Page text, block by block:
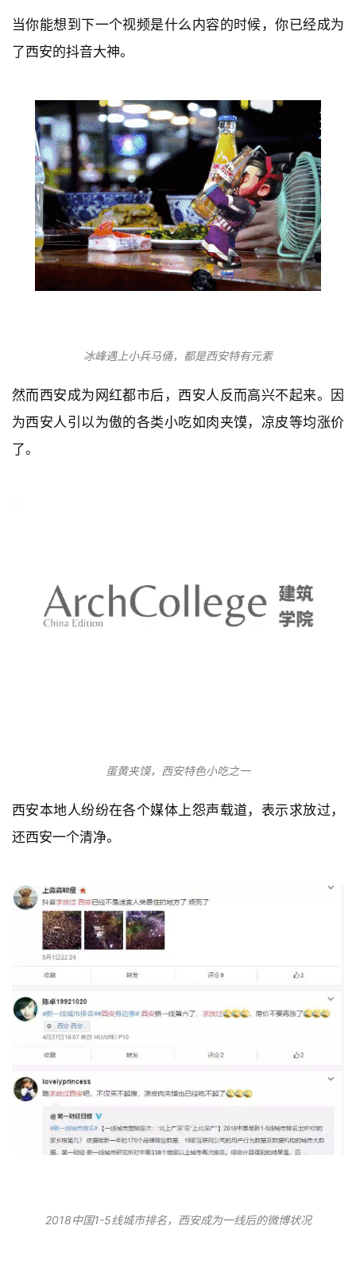
筑
当你能想到下一个视频是什么内容的时候，你已经成为
了西安的抖音大神。
冰峰遇上小兵马俑，都是西安特有元素
然而西安成为网红都市后，西安人反而高兴不起来。因
为西安人引以为傲的各类小吃如肉夹馍，凉皮等均涨价
了。
蛋黄夹馍，西安特色小吃之一
西安本地人纷纷在各个媒体上怨声载道，表示求放过，
还西安一个清净。
2018中国1-5线城市排名，西安成为一线后的微博状况